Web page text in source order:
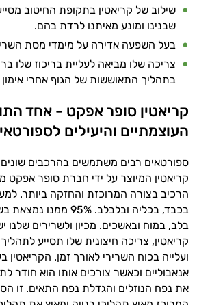
שילוב של קריאטין בתקופת החיטוב
שבנינו ומונע מאיתנו לרדת בהם.
בעל השפעה אדירה על מימדי מסת
צריכה שלו מביאה לעליית בריכוז שלו
בתהליך התאוששות של הגוף אחרי אימון
קריאטין סופר אפקט - אחד
העוצמתיים והיעילים
ספורטאים רבים משתמשים בהרכבים שונים
קריאטין המיוצר על ידי חברת סופר אפקט
הרכיב בצורה המרוכזת והחזקה ביותר.
בכבד, בכליה ובלבלב.
בלב, במוח ובאשכים. מכיון ולשרירים שלנו
קריאטין, צריכה חיצונית שלו תסייע
ועלייה בכוח השרירי לאורך זמן. הקריאטין
אנאבוליים וכאשר צורכים אותו הוא חודר
את נפח הנוזלים והגדלת נפח התאים. זו